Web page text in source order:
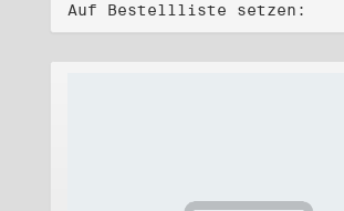
Auf Bestellliste setzen: